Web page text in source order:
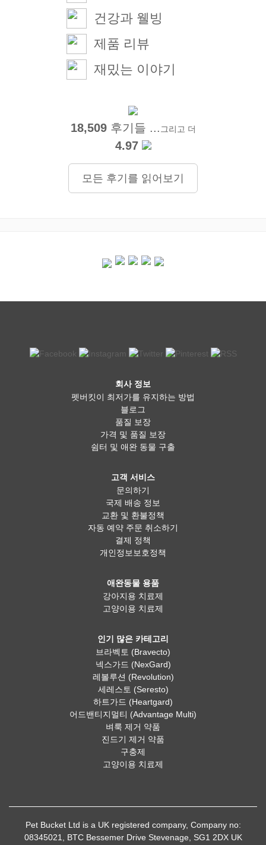
건강과 웰빙
제품 리뷰
재밌는 이야기
18,509후기들 ... 그리고 더
4.97
모든 후기를 읽어보기
회사 정보
펫버킷이 최저가를 유지하는 방법
블로그
품질 보장
가격 및 품질 보장
쉼터 및 애완 동물 구출
고객 서비스
문의하기
국제 배송 정보
교환 및 환불정책
자동 예약 주문 취소하기
결제 정책
개인정보보호정책
애완동물 용품
강아지용 치료제
고양이용 치료제
인기 많은 카테고리
브라벡토 (Bravecto)
넥스가드 (NexGard)
레볼루션 (Revolution)
세레스토 (Seresto)
하트가드 (Heartgard)
어드밴티지멀티 (Advantage Multi)
벼룩 제거 약품
진드기 제거 약품
구충제
고양이용 치료제
Pet Bucket Ltd is a UK registered company, Company no:
08345021, BTC Bessemer Drive Stevenage, SG1 2DX UK